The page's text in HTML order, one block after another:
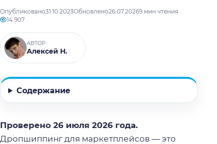
Опубликовано31.10.2023Обновлено26.07.20269 мин чтения
14 907
АВТОР
Алексей Н.
Содержание
Проверено 26 июля 2026 года.
Дропшиппинг для маркетплейсов — это